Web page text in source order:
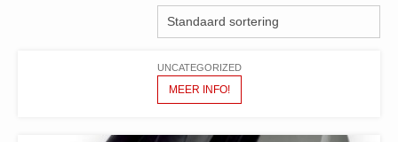
UNCATEGORIZED
MEER INFO!